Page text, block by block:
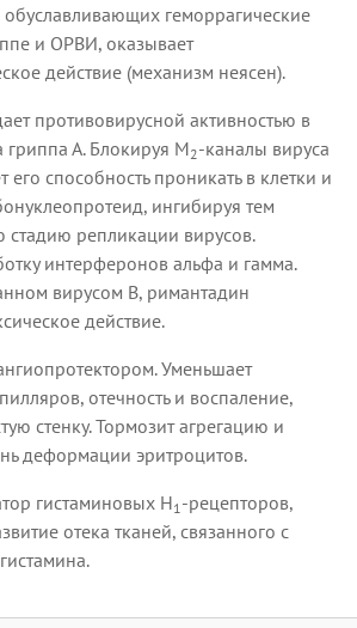
обуславливающих геморрагические
и ОРВИ, оказывает
действие (механизм неясен).
противовирусной активностью в
А. Блокируя М2-каналы вируса
его способность проникать в клетки и
ингибируя тем
репликации вирусов.
интерферонов альфа и гамма.
вирусом В, римантадин
действие.
Уменьшает
отечность и воспаление,
стенку. Тормозит агрегацию и
деформации эритроцитов.
гистаминовых Н1 -рецепторов,
отека тканей, связанного с